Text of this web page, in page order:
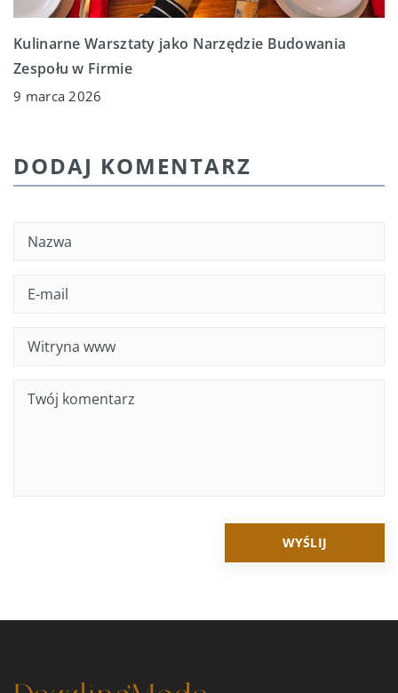
Kulinarne Warsztaty jako Narzędzie Budowania
Zespołu w Firmie
9 marca 2026
DODAJ KOMENTARZ